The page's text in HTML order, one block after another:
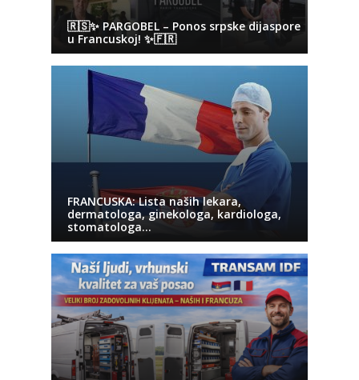
🇷🇸✨ PARGOBEL – Ponos srpske dijaspore
u Francuskoj! ✨🇫🇷
FRANCUSKA: Lista naših lekara,
dermatologa, ginekologa, kardiologa,
stomatologa…